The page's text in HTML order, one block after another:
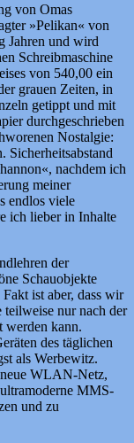
von Omas
»Pelikan« von
Jahren und wird
Schreibmaschine
von 540,00 ein
grauen Zeiten, in
getippt und mit
durchgeschrieben
Nostalgie:
Sicherheitsabstand
nachdem ich
meiner
endlos viele
ich lieber in Inhalte
der
Schauobjekte
ist aber, dass wir
nur nach der
werden kann.
des täglichen
als Werbewitz.
WLAN-Netz,
MMS-
und zu